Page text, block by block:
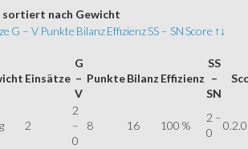
sortiert nach Gewicht
G – V Punkte BilanzEffizienzSS – SNScore ↑↓
Einsätze
G
–
V
PunkteBilanz Effizienz
SS
–
SN
2
2
–
0
8 16 100 %
2 –
0